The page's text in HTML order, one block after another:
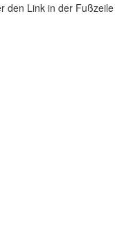
den Link in der Fußzeile